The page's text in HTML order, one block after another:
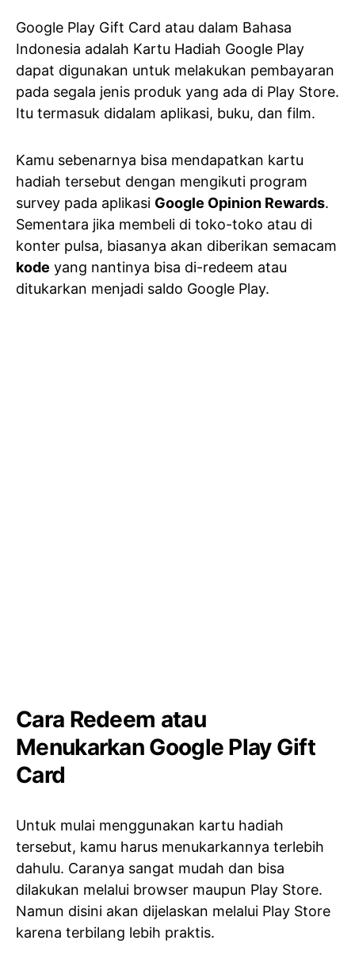
Google Play Gift Card atau dalam Bahasa
Indonesia adalah Kartu Hadiah Google Play
dapat digunakan untuk melakukan pembayaran
pada segala jenis produk yang ada di Play Store.
Itu termasuk didalam aplikasi, buku, dan film.
Kamu sebenarnya bisa mendapatkan kartu
hadiah tersebut dengan mengikuti program
survey pada aplikasi Google Opinion Rewards.
Sementara jika membeli di toko-toko atau di
konter pulsa, biasanya akan diberikan semacam
kode yang nantinya bisa di-redeem atau
ditukarkan menjadi saldo Google Play.
Cara Redeem atau
Menukarkan Google Play Gift
Card
Untuk mulai menggunakan kartu hadiah
tersebut, kamu harus menukarkannya terlebih
dahulu. Caranya sangat mudah dan bisa
dilakukan melalui browser maupun Play Store.
Namun disini akan dijelaskan melalui Play Store
karena terbilang lebih praktis.